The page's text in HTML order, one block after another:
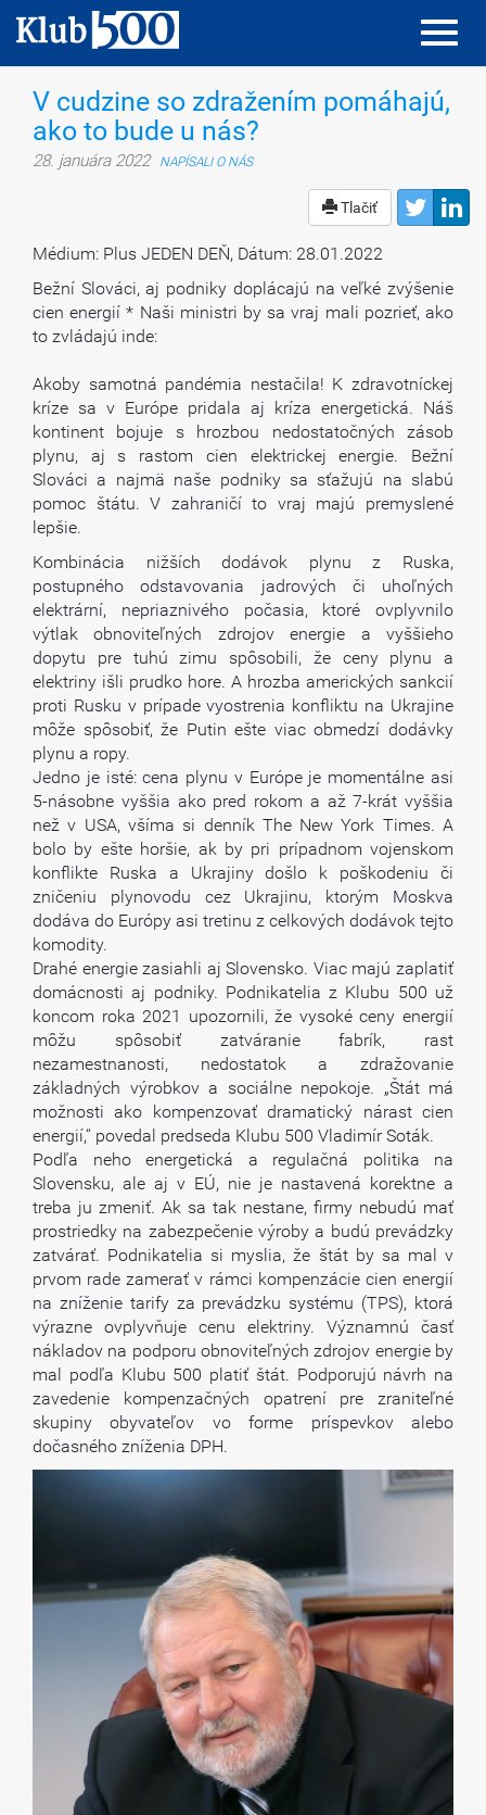
V cudzine so zdražením pomáhajú,
ako to bude u nás?
28. januára 2022 NAPÍSALI O NÁS
Tlačiť
Médium: Plus JEDEN DEŇ, Dátum: 28.01.2022
Bežní Slováci, aj podniky doplácajú na veľké zvýšenie
cien energií * Naši ministri by sa vraj mali pozrieť, ako
to zvládajú inde:
Akoby samotná pandémia nestačila! K zdravotníckej
kríze sa v Európe pridala aj kríza energetická. Náš
kontinent bojuje s hrozbou nedostatočných zásob
plynu, aj s rastom cien elektrickej energie. Bežní
Slováci a najmä naše podniky sa sťažujú na slabú
pomoc štátu. V zahraničí to vraj majú premyslené
lepšie.
Kombinácia nižších dodávok plynu z Ruska,
postupného odstavovania jadrových či uhoľných
elektrární, nepriaznivého počasia, ktoré ovplyvnilo
výtlak obnoviteľných zdrojov energie a vyššieho
dopytu pre tuhú zimu spôsobili, že ceny plynu a
elektriny išli prudko hore. A hrozba amerických sankcií
proti Rusku v prípade vyostrenia konfliktu na Ukrajine
môže spôsobiť, že Putin ešte viac obmedzí dodávky
plynu a ropy.
Jedno je isté: cena plynu v Európe je momentálne asi
5-násobne vyššia ako pred rokom a až 7-krát vyššia
než v USA, všíma si denník The New York Times. A
bolo by ešte horšie, ak by pri prípadnom vojenskom
konflikte Ruska a Ukrajiny došlo k poškodeniu či
zničeniu plynovodu cez Ukrajinu, ktorým Moskva
dodáva do Európy asi tretinu z celkových dodávok tejto
komodity.
Drahé energie zasiahli aj Slovensko. Viac majú zaplatiť
domácnosti aj podniky. Podnikatelia z Klubu 500 už
koncom roka 2021 upozornili, že vysoké ceny energií
môžu spôsobiť zatváranie fabrík, rast
nezamestnanosti, nedostatok a zdražovanie
základných výrobkov a sociálne nepokoje. „Štát má
možnosti ako kompenzovať dramatický nárast cien
energií,“ povedal predseda Klubu 500 Vladimír Soták.
Podľa neho energetická a regulačná politika na
Slovensku, ale aj v EÚ, nie je nastavená korektne a
treba ju zmeniť. Ak sa tak nestane, firmy nebudú mať
prostriedky na zabezpečenie výroby a budú prevádzky
zatvárať. Podnikatelia si myslia, že štát by sa mal v
prvom rade zamerať v rámci kompenzácie cien energií
na zníženie tarify za prevádzku systému (TPS), ktorá
výrazne ovplyvňuje cenu elektriny. Významnú časť
nákladov na podporu obnoviteľných zdrojov energie by
mal podľa Klubu 500 platiť štát. Podporujú návrh na
zavedenie kompenzačných opatrení pre zraniteľné
skupiny obyvateľov vo forme príspevkov alebo
dočasného zníženia DPH.